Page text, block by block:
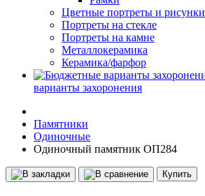
Цветные портреты и рисунки
Портреты на стекле
Портреты на камне
Металлокерамика
Керамика/фарфор
варианты захоронения
Памятники
Одиночные
Одиночный памятник ОП284
Купить